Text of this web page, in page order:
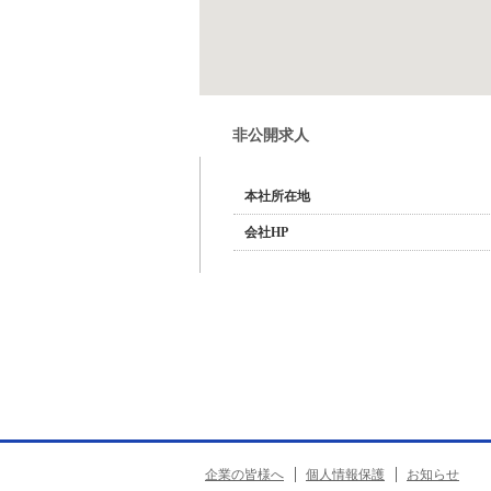
非公開求人
本社所在地
会社HP
企業の皆様へ 個人情報保護 お知らせ